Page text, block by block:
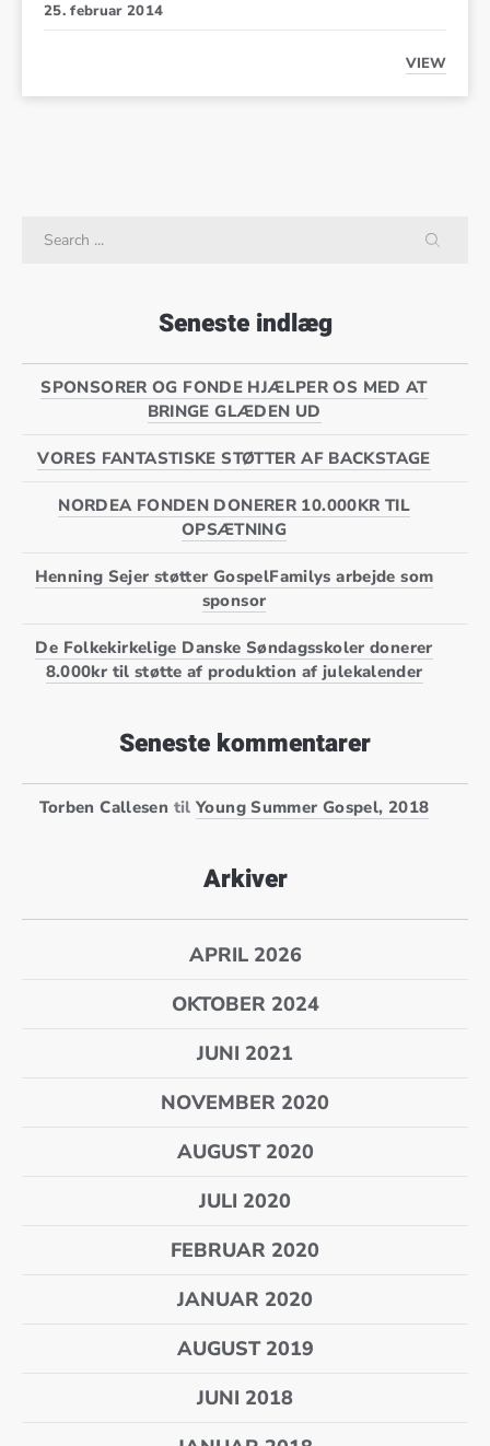
25. februar 2014
VIEW
200
Seneste indlæg
SPONSORER OG FONDE HJÆLPER OS MED AT
BRINGE GLÆDEN UD
VORES FANTASTISKE STØTTER AF BACKSTAGE
NORDEA FONDEN DONERER 10.000KR TIL
OPSÆTNING
Henning Sejer støtter GospelFamilys arbejde som
sponsor
De Folkekirkelige Danske Søndagsskoler donerer
8.000kr til støtte af produktion af julekalender
Seneste kommentarer
Torben Callesen tilYoung Summer Gospel, 2018
Arkiver
APRIL 2026
OKTOBER 2024
JUNI 2021
NOVEMBER 2020
AUGUST 2020
JULI 2020
FEBRUAR 2020
JANUAR 2020
AUGUST 2019
JUNI 2018